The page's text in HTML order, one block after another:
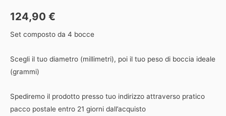
124,90 €
Set composto da 4 bocce
Scegli il tuo diametro (millimetri), poi il tuo peso di boccia ideale
(grammi)
Spediremo il prodotto presso tuo indirizzo attraverso pratico
pacco postale entro 21 giorni dall’acquisto